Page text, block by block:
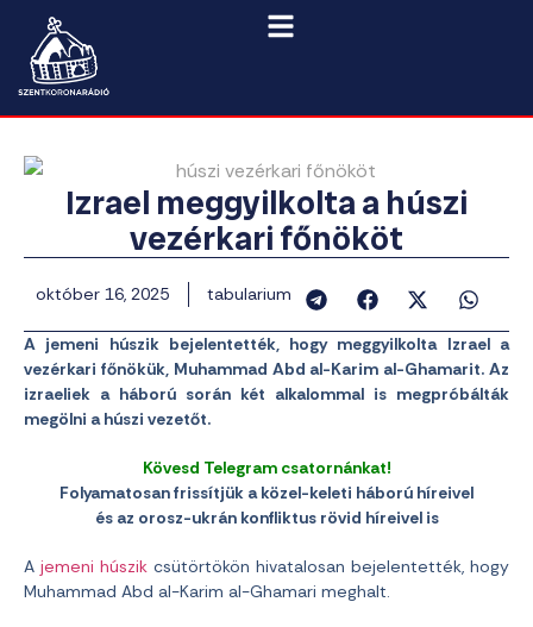
Izrael meggyilkolta a húszi
vezérkari főnököt
október 16, 2025 tabularium
A jemeni húszik bejelentették, hogy meggyilkolta Izrael a
vezérkari főnökük, Muhammad Abd al-Karim al-Ghamarit. Az
izraeliek a háború során két alkalommal is megpróbálták
megölni a húszi vezetőt.
Kövesd Telegram csatornánkat!
Folyamatosan frissítjük a közel-keleti háború híreivel
és az orosz-ukrán konfliktus rövid híreivel is
A jemeni húszik csütörtökön hivatalosan bejelentették, hogy
Muhammad Abd al-Karim al-Ghamari meghalt.